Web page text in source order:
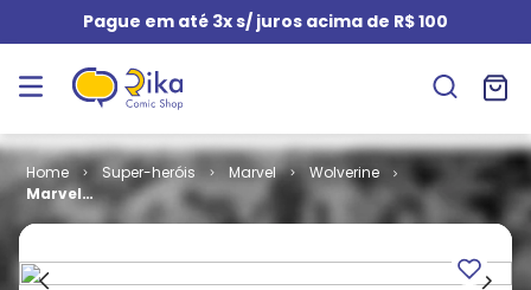
Pague em até 3x s/ juros acima de R$ 100
Super-heróis Marvel
Wolverine
Marvel
Graphic
Volume 04 -
Wolverine e